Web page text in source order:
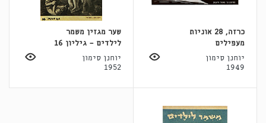
כרזה, 28 אוניות
מעפילים
יוחנן סימון
1949
שער מגזין משמר
לילדים - גיליון 16
יוחנן סימון
1952